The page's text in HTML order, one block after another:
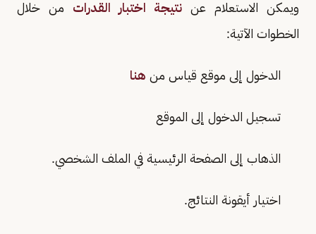
ويمكن الاستعلام عن نتيجة اختبار القدرات من خلال
الخطوات الآتية:
الدخول إلى موقع قياس من هنا
تسجيل الدخول إلى الموقع
الذهاب إلى الصفحة الرئيسية في الملف الشخصي.
اختيار أيقونة النتائج.